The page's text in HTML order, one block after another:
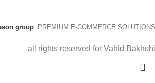
group. PREMIUM E-COMMERCE SOLUTIONS.
all rights reserved for Vahid Bakhshi